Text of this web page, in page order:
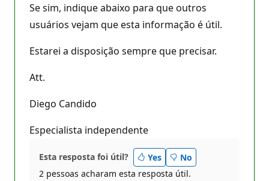
Se sim, indique abaixo para que outros
usuários vejam que esta informação é útil.
Estarei a disposição sempre que precisar.
Att.
Diego Candido
Especialista independente
Esta resposta foi útil? Yes
No
2 pessoas acharam esta resposta útil.